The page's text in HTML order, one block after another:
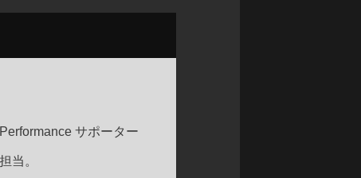
サポーター
当。